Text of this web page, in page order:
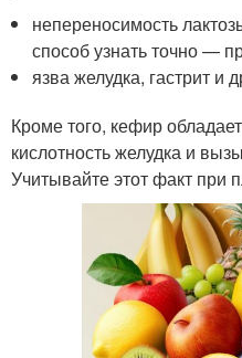
непереносимость
способ узнать точно —
язва желудка, гастрит и
Кроме того, кефир
кислотность желудка и
Учитывайте этот факт при